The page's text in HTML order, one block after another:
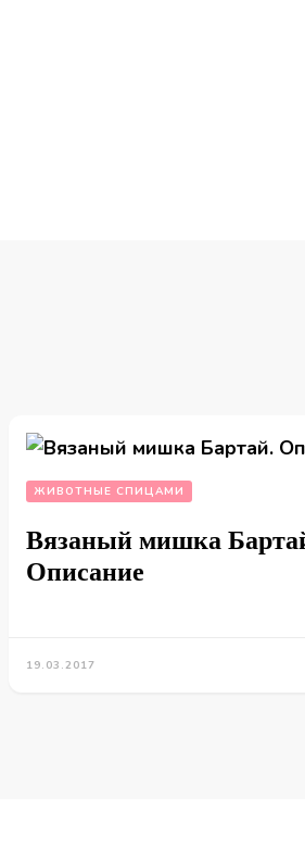
ЖИВОТНЫЕ СПИЦАМИ
Вязаный мишка
Описание
19.03.2017